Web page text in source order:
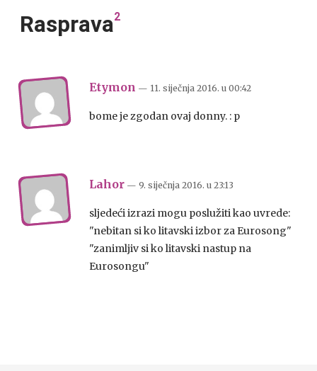
Rasprava2
Etymon — 11. siječnja 2016. u 00:42
bome je zgodan ovaj donny. : p
Lahor — 9. siječnja 2016. u 23:13
sljedeći izrazi mogu poslužiti kao uvrede:
"nebitan si ko litavski izbor za Eurosong"
"zanimljiv si ko litavski nastup na
Eurosongu"